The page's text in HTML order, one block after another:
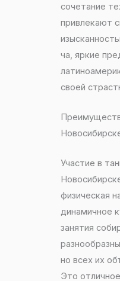
сочетание
привлекают
ча, яркие
своей
Участие в
физическая
динамичное
занятия
но всех их
Это